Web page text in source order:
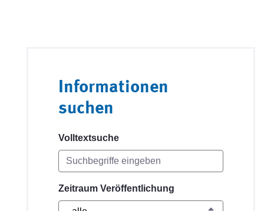
Informationen
suchen
Volltextsuche
Zeitraum Veröffentlichung